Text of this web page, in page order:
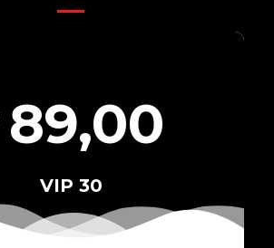
89,00
VIP 30